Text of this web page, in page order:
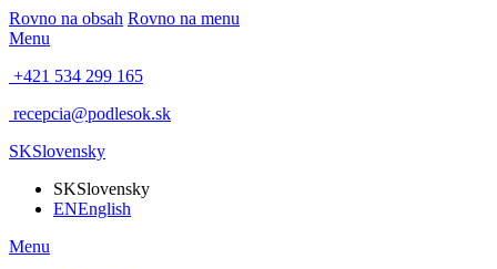
Rovno na obsah Rovno na menu
Menu
+421 534 299 165
recepcia@podlesok.sk
SKSlovensky
SKSlovensky
ENEnglish
Menu